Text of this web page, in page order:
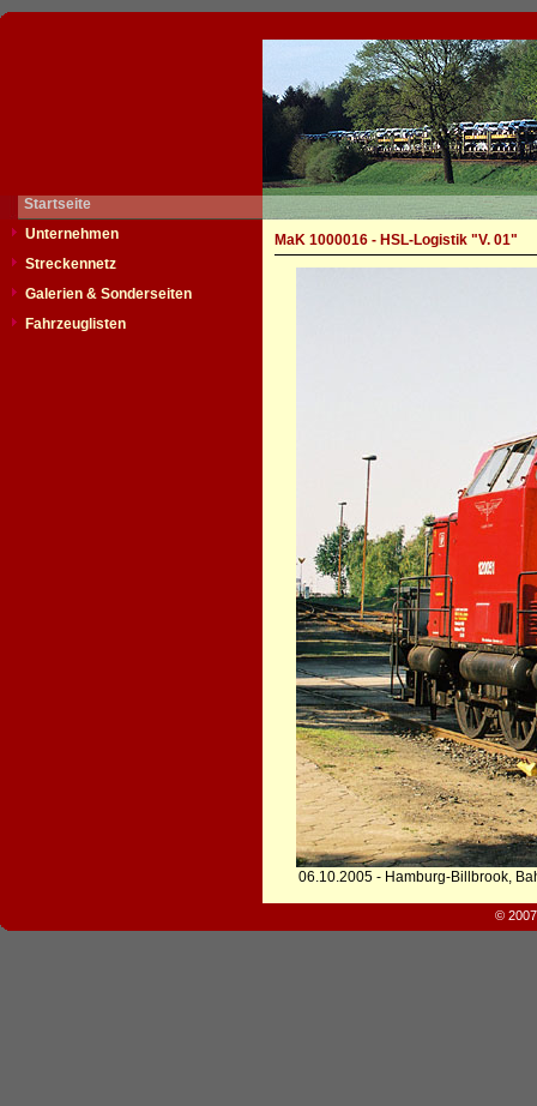
Startseite
Unternehmen
Streckennetz
Galerien & Sonderseiten
Fahrzeuglisten
MaK 1000016 - HSL-Logistik "V. 01"
06.10.2005 - Hamburg-Billbrook,
©